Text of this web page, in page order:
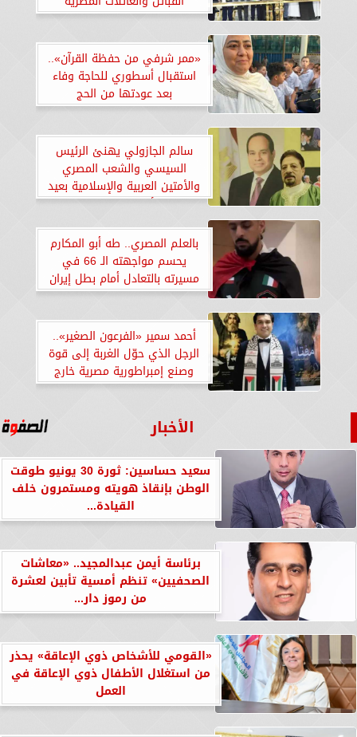
«ممر شرفي من حفظة القرآن»..
استقبال أسطوري للحاجة وفاء
بعد عودتها من الحج
سالم الجازولي يهنئ الرئيس
السيسي والشعب المصري
والأمتين العربية والإسلامية بعيد
الأضحى المبارك
بالعلم المصري.. طه أبو المكارم
يحسم مواجهته الـ 66 في
مسيرته بالتعادل أمام بطل إيران
أحمد سمير «الفرعون الصغير»..
الرجل الذي حوّل الغربة إلى قوة
وصنع إمبراطورية مصرية خارج
الحدود
الأخبار
سعيد حساسين: ثورة 30 يونيو طوقت
الوطن بإنقاذ هويته ومستمرون خلف
القيادة...
برئاسة أيمن عبدالمجيد.. «معاشات
الصحفيين» تنظم أمسية تأبين لعشرة
من رموز دار...
«القومي للأشخاص ذوي الإعاقة» يحذر
من استغلال الأطفال ذوي الإعاقة في
العمل